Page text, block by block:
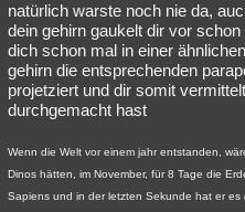
natürlich warste noch nie da,
dein gehirn gaukelt dir vor
dich schon mal in einer
gehirn die entsprechenden
projetziert und dir somit
durchgemacht hast
Wenn die Welt vor einem jahr entstanden,
Dinos hätten, im November, für 8 Tage die
Sapiens und in der letzten Sekunde hat er